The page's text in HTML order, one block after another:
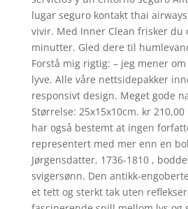
lugar seguro kontakt thai
vivir. Med Inner Clean frisker
minutter. Gled dere til
Forstå mig rigtig: – jeg mener
lyve. Alle våre nettsidepakker
responsivt design. Meget gode
Størrelse: 25x15x10cm. kr 210,00
har også bestemt at ingen
representert med mer enn en
Jørgensdatter, 1736-1810 ,
svigersønn. Den antikk-
et tett og sterkt tak uten